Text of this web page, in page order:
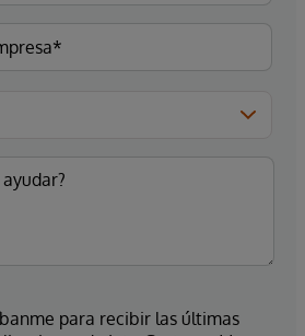
para recibir las últimas